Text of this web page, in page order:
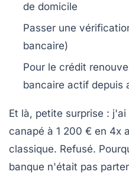
de domicile
Passer une
bancaire)
Pour le crédit
bancaire actif depuis
Et là, petite surprise :
canapé à 1 200 € en 4x
classique. Refusé.
banque n'était pas